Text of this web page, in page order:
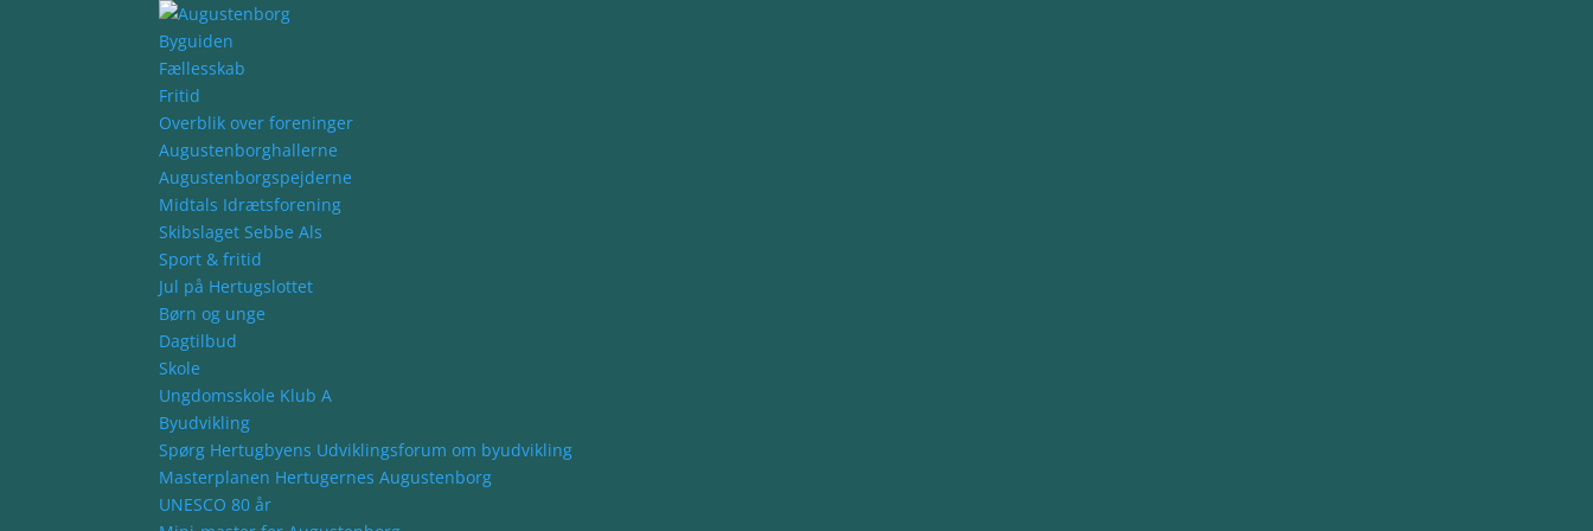
Byguiden
Fællesskab
Fritid
Overblik over foreninger
Augustenborghallerne
Augustenborgspejderne
Midtals Idrætsforening
Skibslaget Sebbe Als
Sport & fritid
Jul på Hertugslottet
Børn og unge
Dagtilbud
Skole
Ungdomsskole Klub A
Byudvikling
Spørg Hertugbyens Udviklingsforum om byudvikling
Masterplanen Hertugernes Augustenborg
UNESCO 80 år